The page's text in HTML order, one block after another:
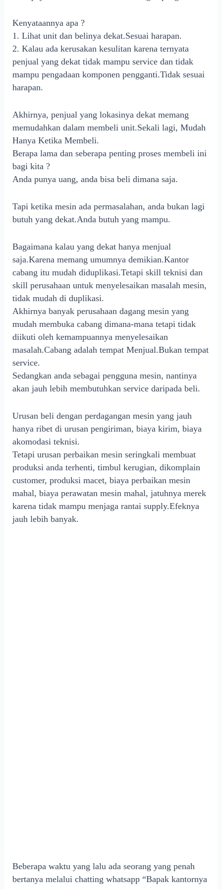
Kenyataannya apa ?
1. Lihat unit dan belinya dekat.Sesuai harapan.
2. Kalau ada kerusakan kesulitan karena ternyata
penjual yang dekat tidak mampu service dan tidak
mampu pengadaan komponen pengganti.Tidak sesuai
harapan.
Akhirnya, penjual yang lokasinya dekat memang
memudahkan dalam membeli unit.Sekali lagi, Mudah
Hanya Ketika Membeli.
Berapa lama dan seberapa penting proses membeli ini
bagi kita ?
Anda punya uang, anda bisa beli dimana saja.
Tapi ketika mesin ada permasalahan, anda bukan lagi
butuh yang dekat.Anda butuh yang mampu.
Bagaimana kalau yang dekat hanya menjual
saja.Karena memang umumnya demikian.Kantor
cabang itu mudah diduplikasi.Tetapi skill teknisi dan
skill perusahaan untuk menyelesaikan masalah mesin,
tidak mudah di duplikasi.
Akhirnya banyak perusahaan dagang mesin yang
mudah membuka cabang dimana-mana tetapi tidak
diikuti oleh kemampuannya menyelesaikan
masalah.Cabang adalah tempat Menjual.Bukan tempat
service.
Sedangkan anda sebagai pengguna mesin, nantinya
akan jauh lebih membutuhkan service daripada beli.
Urusan beli dengan perdagangan mesin yang jauh
hanya ribet di urusan pengiriman, biaya kirim, biaya
akomodasi teknisi.
Tetapi urusan perbaikan mesin seringkali membuat
produksi anda terhenti, timbul kerugian, dikomplain
customer, produksi macet, biaya perbaikan mesin
mahal, biaya perawatan mesin mahal, jatuhnya merek
karena tidak mampu menjaga rantai supply.Efeknya
jauh lebih banyak.
Beberapa waktu yang lalu ada seorang yang penah
bertanya melalui chatting whatsapp “Bapak kantornya